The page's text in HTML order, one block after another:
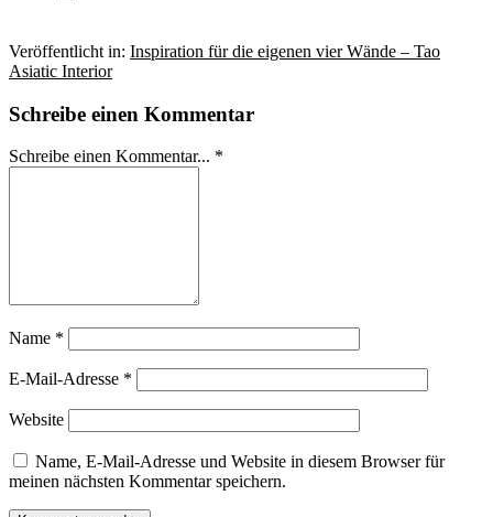
Veröffentlicht in: Inspiration für die eigenen vier Wände – Tao
Asiatic Interior
Schreibe einen Kommentar
Schreibe einen Kommentar... *
Name *
E-Mail-Adresse *
Website
Name, E-Mail-Adresse und Website in diesem Browser für
meinen nächsten Kommentar speichern.